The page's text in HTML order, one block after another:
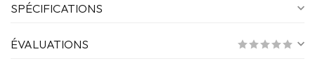
SPÉCIFICATIONS
ÉVALUATIONS